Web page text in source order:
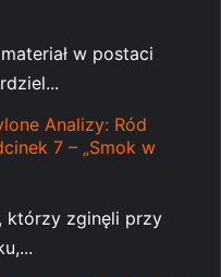
w postaci
Analizy: Ród
7 – „Smok w
którzy zginęli przy